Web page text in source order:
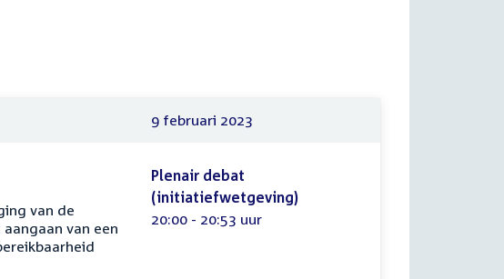
9 februari 2023
van de
van een
Plenair debat
(initiatiefwetgeving)
Tijd:
20:00 - 20:53 uur